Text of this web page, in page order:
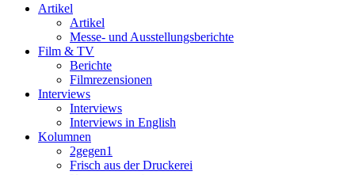
Artikel
Artikel
Messe- und Ausstellungsberichte
Film & TV
Berichte
Filmrezensionen
Interviews
Interviews
Interviews in English
Kolumnen
2gegen1
Frisch aus der Druckerei